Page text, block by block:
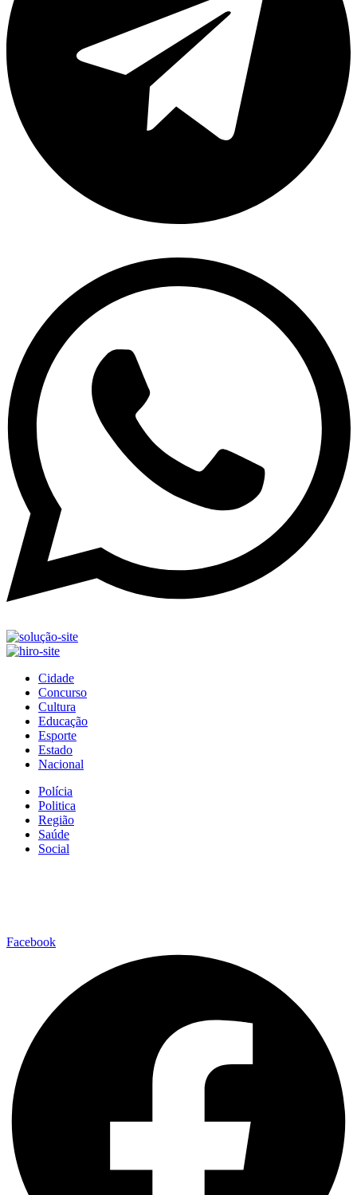
Cidade
Concurso
Cultura
Educação
Esporte
Estado
Nacional
Polícia
Politica
Região
Saúde
Social
Facebook